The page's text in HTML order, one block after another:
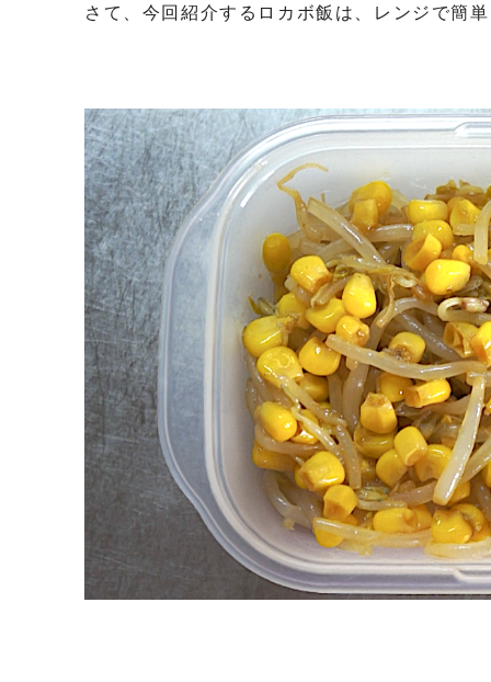
さて、今回紹介するロカボ飯は、レンジで簡